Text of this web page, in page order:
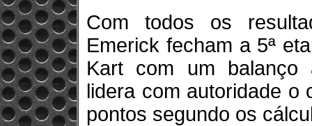
Com todos os
Emerick fecham a 5ª
Kart com um balanço
lidera com autoridade o
pontos segundo os